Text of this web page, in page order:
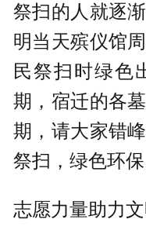
祭扫的人就逐
明当天殡仪馆
民祭扫时绿色
期，宿迁的各
期，请大家错
祭扫，绿色环保
志愿力量助力